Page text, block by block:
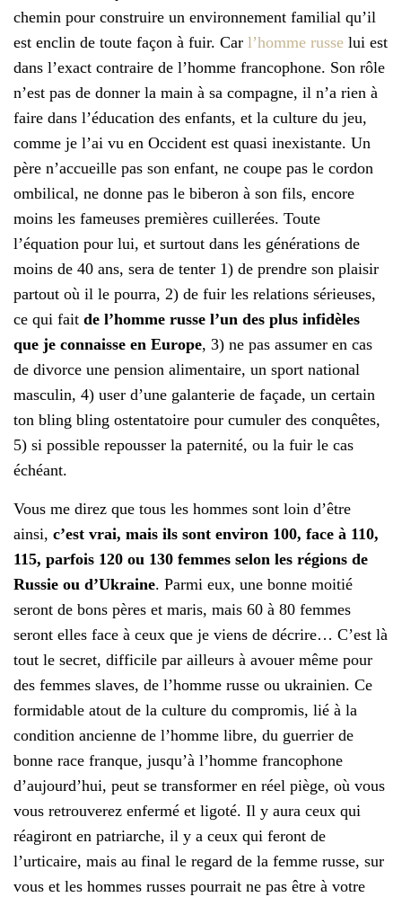
chemin pour construire un environnement familial qu’il
est enclin de toute façon à fuir. Car l’homme russe lui est
dans l’exact contraire de l’homme francophone. Son rôle
n’est pas de donner la main à sa compagne, il n’a rien à
faire dans l’éducation des enfants, et la culture du jeu,
comme je l’ai vu en Occident est quasi inexistante. Un
père n’accueille pas son enfant, ne coupe pas le cordon
ombilical, ne donne pas le biberon à son fils, encore
moins les fameuses premières cuillerées. Toute
l’équation pour lui, et surtout dans les générations de
moins de 40 ans, sera de tenter 1) de prendre son plaisir
partout où il le pourra, 2) de fuir les relations sérieuses,
ce qui fait de l’homme russe l’un des plus infidèles
que je connaisse en Europe, 3) ne pas assumer en cas
de divorce une pension alimentaire, un sport national
masculin, 4) user d’une galanterie de façade, un certain
ton bling bling ostentatoire pour cumuler des conquêtes,
5) si possible repousser la paternité, ou la fuir le cas
échéant.
Vous me direz que tous les hommes sont loin d’être
ainsi, c’est vrai, mais ils sont environ 100, face à 110,
115, parfois 120 ou 130 femmes selon les régions de
Russie ou d’Ukraine. Parmi eux, une bonne moitié
seront de bons pères et maris, mais 60 à 80 femmes
seront elles face à ceux que je viens de décrire… C’est là
tout le secret, difficile par ailleurs à avouer même pour
des femmes slaves, de l’homme russe ou ukrainien. Ce
formidable atout de la culture du compromis, lié à la
condition ancienne de l’homme libre, du guerrier de
bonne race franque, jusqu’à l’homme francophone
d’aujourd’hui, peut se transformer en réel piège, où vous
vous retrouverez enfermé et ligoté. Il y aura ceux qui
réagiront en patriarche, il y a ceux qui feront de
l’urticaire, mais au final le regard de la femme russe, sur
vous et les hommes russes pourrait ne pas être à votre